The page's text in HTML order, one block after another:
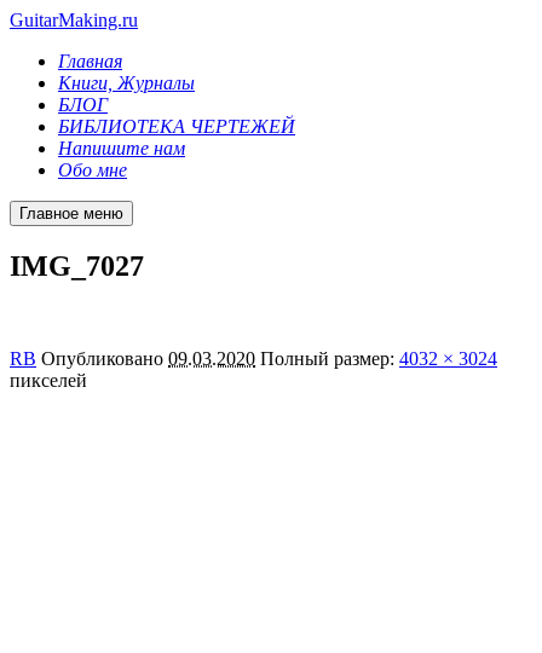
GuitarMaking.ru
Главная
Книги, Журналы
БЛОГ
БИБЛИОТЕКА ЧЕРТЕЖЕЙ
Напишите нам
Обо мне
Главное меню
IMG_7027
RB Опубликовано 09.03.2020 Полный размер: 4032 × 3024
пикселей